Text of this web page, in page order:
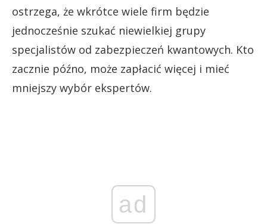
ostrzega, że wkrótce wiele firm będzie
jednocześnie szukać niewielkiej grupy
specjalistów od zabezpieczeń kwantowych. Kto
zacznie późno, może zapłacić więcej i mieć
mniejszy wybór ekspertów.
ad